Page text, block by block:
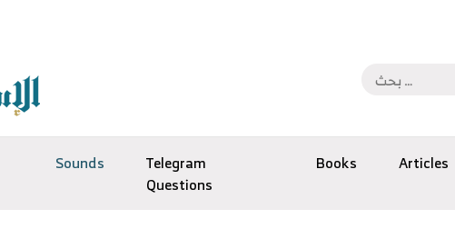
Sounds
Telegram
Questions
Books Articles